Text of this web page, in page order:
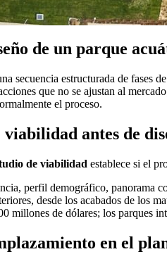
de un parque
secuencia estructurada de fases
que no se ajustan al
el proceso.
antes de
de viabilidad establece si el
perfil demográfico,
desde los acabados de los
millones de dólares; los parques
en el